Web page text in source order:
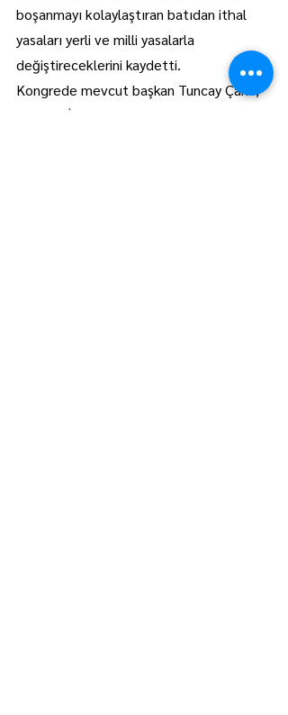
boşanmayı kolaylaştıran batıdan ithal
yasaları yerli ve milli yasalarla
değiştireceklerini kaydetti.
Kongrede mevcut başkan Tuncay Çakır,
yeniden İl Başkanlığına seçildi. AA